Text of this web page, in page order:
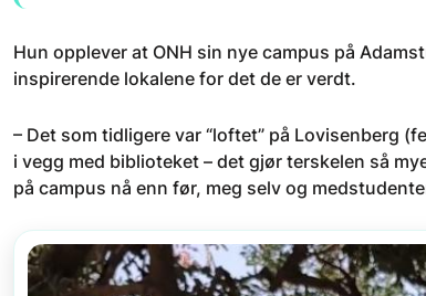
Hun opplever at ONH sin nye campus på
inspirerende lokalene for det de er verdt.
– Det som tidligere var “loftet” på Lovisenberg
i vegg med biblioteket – det gjør terskelen så
på campus nå enn før, meg selv og